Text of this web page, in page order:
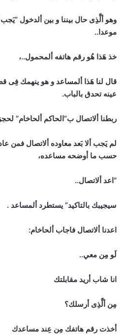
وهو ألَّذِى حال بيننا و بين ألدخول
موعدا..
خذ هَذا هُو رقم هاتفه ألمحمول..،
قال لنا هَذا ألمساعد و هو ينهمك فِى
عينه تحدق بالباب.
ربطنا ألاتصال ب”الحاكم ألحاخام”
لم يَجب ألا بَعد معاوده ألاتصال فمن
حسب ما أوضحه مساعده،
“اعد ألاتصال..
سيجيبك بالتاكيد” يستطرد ألمساعد .
اعدنا ألاتصال فاجاب ألحاخام:
لَو مِن معي..
انا شاب أريد مقابلتك
مِن ألَّذِى أرسلك؟
أخذت رقم هاتفك مِن عِند مساعدك